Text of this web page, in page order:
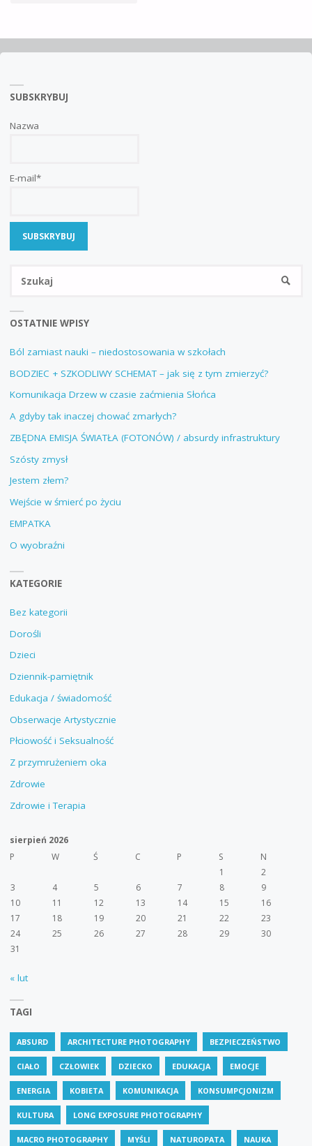
NIEWIARA
SUBSKRYBUJ
Nazwa
E-mail*
OSTATNIE WPISY
Ból zamiast nauki – niedostosowania w szkołach
BODZIEC + SZKODLIWY SCHEMAT – jak się z tym zmierzyć?
Komunikacja Drzew w czasie zaćmienia Słońca
A gdyby tak inaczej chować zmarłych?
ZBĘDNA EMISJA ŚWIATŁA (FOTONÓW) / absurdy infrastruktury
Szósty zmysł
Jestem złem?
Wejście w śmierć po życiu
EMPATKA
O wyobraźni
KATEGORIE
Bez kategorii
Dorośli
Dzieci
Dziennik-pamiętnik
Edukacja / świadomość
Obserwacje Artystycznie
Płciowość i Seksualność
Z przymrużeniem oka
Zdrowie
Zdrowie i Terapia
sierpień 2026
P
W Ś C P S
N
1
2
3
4 5 6 7 8
9
10
11 12 13 14 15
16
17
18 19 20 21 22
23
24
25 26 27 28 29
30
31
« lut
TAGI
ABSURD ARCHITECTURE PHOTOGRAPHY BEZPIECZEŃSTWO
CIAŁO CZŁOWIEK DZIECKO EDUKACJA EMOCJE
ENERGIA KOBIETA KOMUNIKACJA KONSUMPCJONIZM
KULTURA LONG EXPOSURE PHOTOGRAPHY
MACRO PHOTOGRAPHY MYŚLI NATUROPATA NAUKA